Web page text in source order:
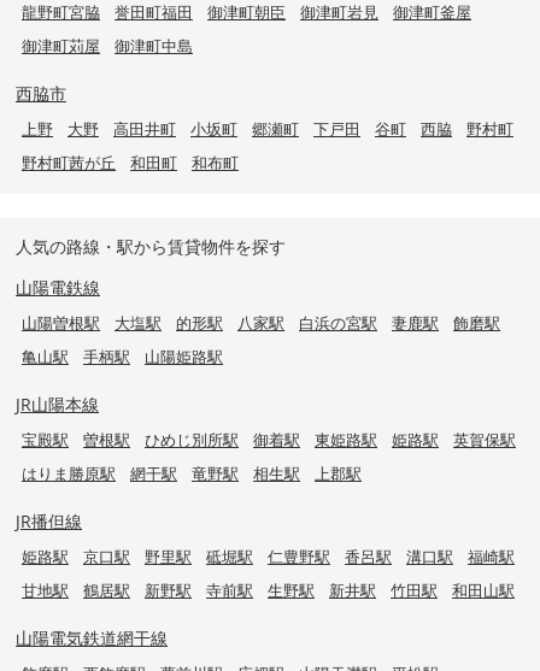
龍野町宮脇
誉田町福田 御津町朝臣 御津町岩見
御津町釜屋
御津町苅屋
御津町中島
西脇市
上野 大野 高田井町 小坂町 郷瀬町 下戸田 谷町 西脇
野村町
野村町茜が丘
和田町 和布町
人気の路線・駅から賃貸物件を探す
山陽電鉄線
山陽曽根駅 大塩駅 的形駅 八家駅 白浜の宮駅 妻鹿駅
飾磨駅
亀山駅
手柄駅 山陽姫路駅
JR山陽本線
宝殿駅 曽根駅 ひめじ別所駅 御着駅 東姫路駅 姫路駅
英賀保駅
はりま勝原駅
網干駅 竜野駅 相生駅 上郡駅
JR播但線
姫路駅 京口駅 野里駅 砥堀駅 仁豊野駅 香呂駅 溝口駅
福崎駅
甘地駅
鶴居駅 新野駅 寺前駅 生野駅 新井駅 竹田駅 和田山駅
山陽電気鉄道網干線